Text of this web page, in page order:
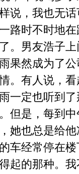
说，我也无
路时不时地
。男友浩子
果然成为了
。有人说，
一定也听到
但是，每到
她也总是给
车经常停在
起的那种。